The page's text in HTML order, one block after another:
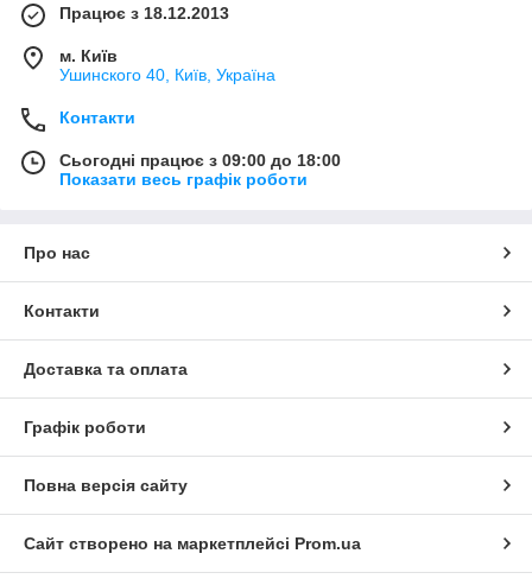
Працює з 18.12.2013
м. Київ
Ушинского 40, Київ, Україна
Контакти
Сьогодні працює з 09:00 до 18:00
Показати весь графік роботи
Про нас
Контакти
Доставка та оплата
Графік роботи
Повна версія сайту
Сайт створено на маркетплейсі Prom.ua